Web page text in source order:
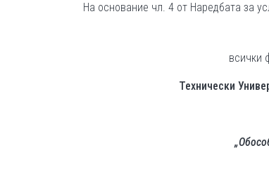
На основание чл. 4 от Наредбата за
всички
Технически